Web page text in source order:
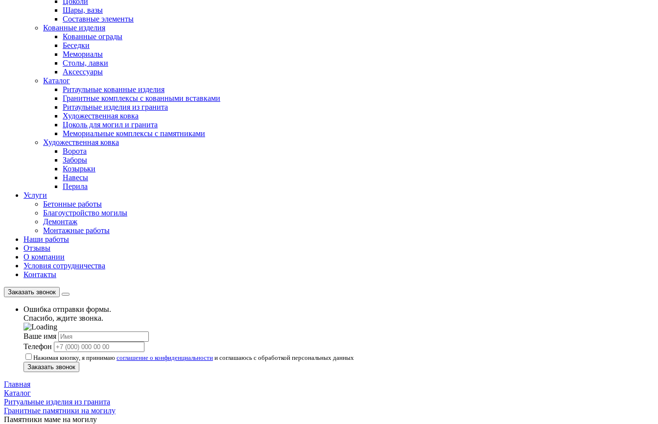
Шары, вазы
Составные элементы
Кованные изделия
Кованные ограды
Беседки
Мемориалы
Столы, лавки
Аксессуары
Каталог
Ритаульные кованные изделия
Гранитные комплексы с кованными вставками
Ритаульные изделия из гранита
Художественная ковка
Цоколь для могил и гранита
Мемориальные комплексы с памятниками
Художественная ковка
Ворота
Заборы
Козырьки
Навесы
Перила
Услуги
Бетонные работы
Благоустройство могилы
Демонтаж
Монтажные работы
Наши работы
Отзывы
О компании
Условия сотрудничества
Контакты
Заказать звонок
Ошибка отправки формы.
Спасибо, ждите звонка.
Ваше имя
Телефон
Нажимая кнопку, я принимаю соглашение о конфиденциальности и соглашаюсь с обработкой персональных данных
Заказать звонок
Главная
Каталог
Ритуальные изделия из гранита
Гранитные памятники на могилу
Памятники маме на могилу